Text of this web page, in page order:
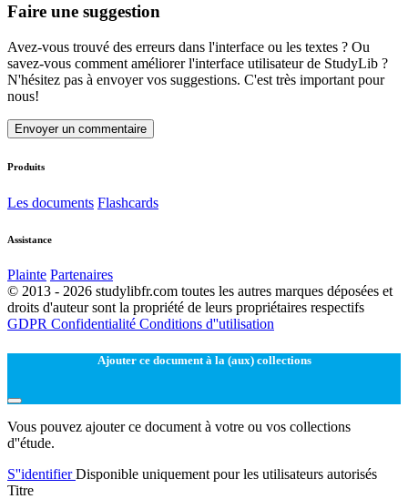
Faire une suggestion
Avez-vous trouvé des erreurs dans l'interface ou les textes ? Ou
savez-vous comment améliorer l'interface utilisateur de StudyLib ?
N'hésitez pas à envoyer vos suggestions. C'est très important pour
nous!
Envoyer un commentaire
Produits
Les documents Flashcards
Assistance
Plainte Partenaires
© 2013 - 2026 studylibfr.com toutes les autres marques déposées et
droits d'auteur sont la propriété de leurs propriétaires respectifs
GDPR Confidentialité Conditions d''utilisation
Ajouter ce document à la (aux) collections
Vous pouvez ajouter ce document à votre ou vos collections
d''étude.
S''identifierDisponible uniquement pour les utilisateurs autorisés
Titre